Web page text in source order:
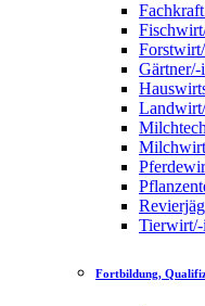
Gärtner/-
Fortbildung,